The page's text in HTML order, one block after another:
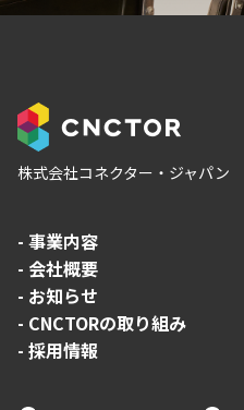
株式会社コネクター・ジャパン
- 事業内容
- 会社概要
- お知らせ
- CNCTORの取り組み
- 採用情報